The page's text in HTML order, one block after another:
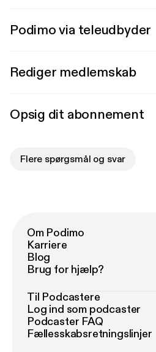
Podimo via teleudbyder
Rediger medlemskab
Opsig dit abonnement
Flere spørgsmål og svar
Om Podimo
Karriere
Blog
Brug for hjælp?
Til Podcastere
Log ind som podcaster
Podcaster FAQ
Fællesskabsretningslinjer